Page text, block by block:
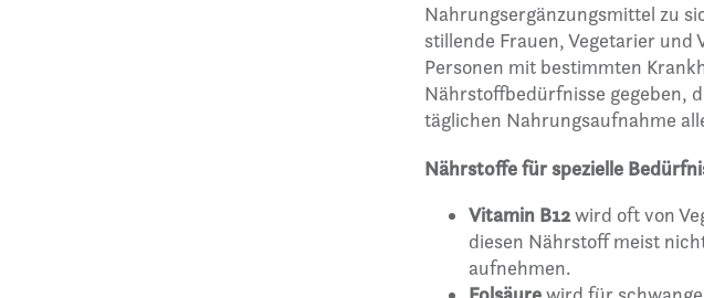
Nahrungsergänzungsmittel zu
stillende Frauen, Vegetarier und
Personen mit bestimmten
Nährstoffbedürfnisse gegeben,
täglichen Nahrungsaufnahme
Nährstoffe für spezielle
Vitamin B12wird oft von
diesen Nährstoff meist
aufnehmen.